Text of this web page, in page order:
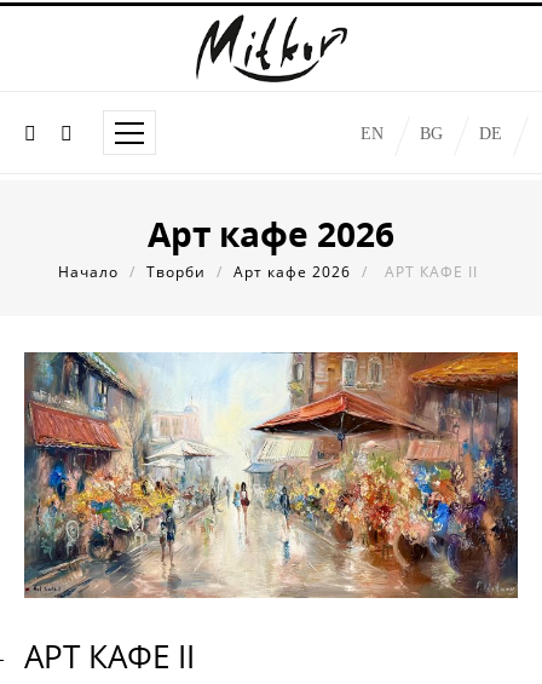
EN BG DE
Арт кафе 2026
Начало / Творби / Арт кафе 2026 / АРТ КАФЕ II
АРТ КАФЕ II